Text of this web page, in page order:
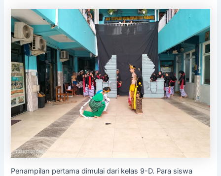
Penampilan pertama dimulai dari kelas 9-D. Para siswa